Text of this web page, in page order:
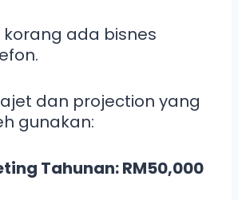
ada bisnes
dan projection yang
gunakan:
Tahunan: RM50,000